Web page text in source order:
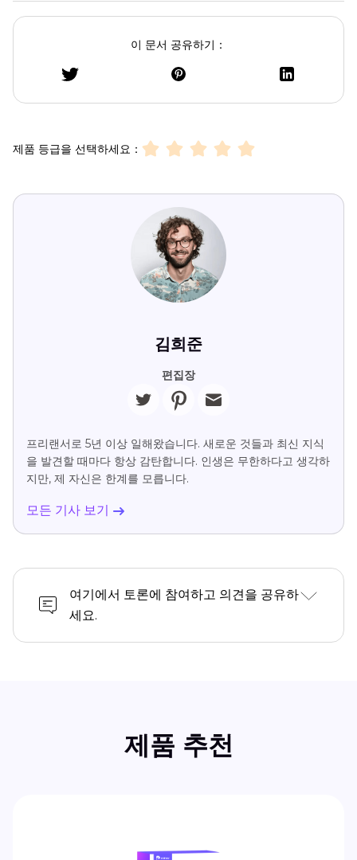
이 문서 공유하기：
제품 등급을 선택하세요：
김희준
편집장
프리랜서로 5년 이상 일해왔습니다. 새로운 것들과 최신 지식
을 발견할 때마다 항상 감탄합니다. 인생은 무한하다고 생각하
지만, 제 자신은 한계를 모릅니다.
모든 기사 보기
여기에서 토론에 참여하고 의견을 공유하
세요.
제품 추천